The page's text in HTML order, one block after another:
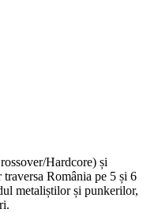
Hardcore) și
România pe 5 și 6
metaliștilor și punkerilor,